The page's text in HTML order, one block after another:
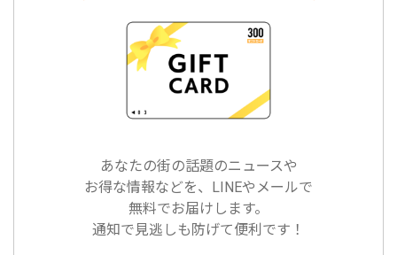
あなたの街の話題のニュースや
お得な情報などを、LINEやメールで
無料でお届けします。
通知で見逃しも防げて便利です！